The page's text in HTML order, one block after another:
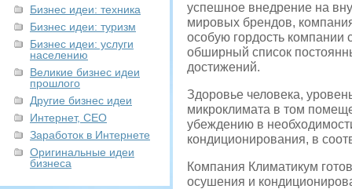
Бизнес идеи: техника
Бизнес идеи: туризм
Бизнес идеи: услуги
населению
Великие бизнес идеи
прошлого
Другие бизнес идеи
Интернет, СЕО
Заработок в Интернете
Оригинальные идеи
бизнеса
успешное внедрение на
мировых брендов,
особую гордость компании
обширный список
достижений.
Здоровье человека,
микроклимата в том
убеждению в
кондиционирования, в
Компания Климатикум
осушения и